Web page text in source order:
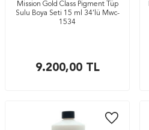
Mission Gold Class Pigment Tüp
Sulu Boya Seti 15 ml 34’lü Mwc-
1534
9.200,00TL